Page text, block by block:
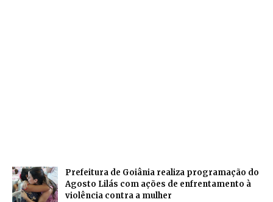
Prefeitura de Goiânia realiza programação do
Agosto Lilás com ações de enfrentamento à
violência contra a mulher